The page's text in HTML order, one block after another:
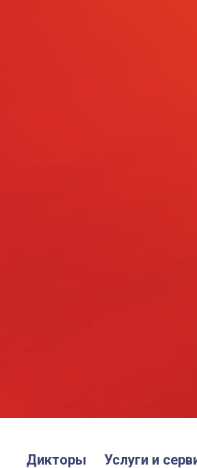
Дикторы Услуги и